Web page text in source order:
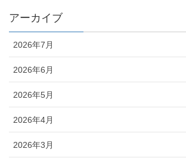
アーカイブ
2026年7月
2026年6月
2026年5月
2026年4月
2026年3月